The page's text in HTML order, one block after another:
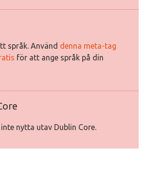
språk. Använd denna meta-tag
för att ange språk på din
nytta utav Dublin Core.